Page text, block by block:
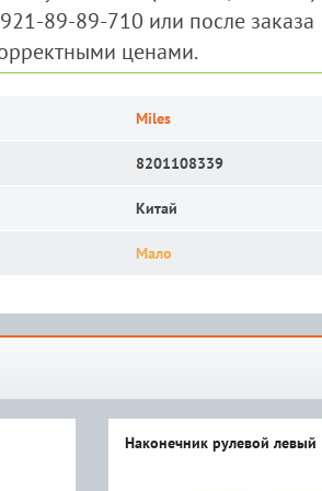
89-89-710 или после заказа
ценами.
Miles
8201108339
Китай
Мало
Наконечник рулевой левый